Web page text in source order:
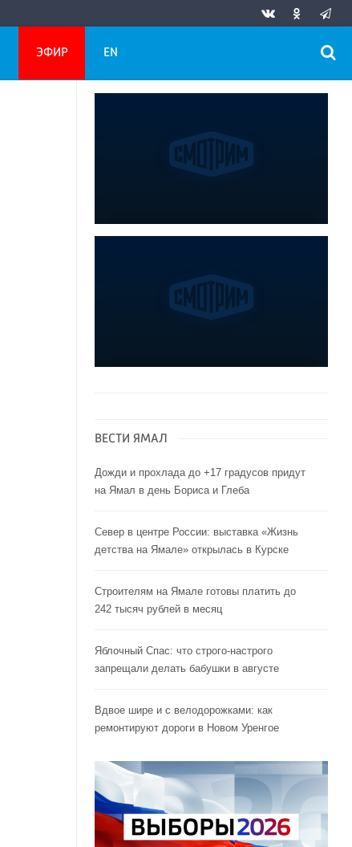
ЭФИР EN
ВЕСТИ ЯМАЛ
Дожди и прохлада до +17 градусов придут
на Ямал в день Бориса и Глеба
Север в центре России: выставка «Жизнь
детства на Ямале» открылась в Курске
Строителям на Ямале готовы платить до
242 тысяч рублей в месяц
Яблочный Спас: что строго-настрого
запрещали делать бабушки в августе
Вдвое шире и с велодорожками: как
ремонтируют дороги в Новом Уренгое